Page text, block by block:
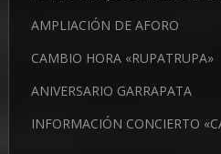
AMPLIACIÓN DE AFORO
CAMBIO HORA «RUPATRUPA»
ANIVERSARIO GARRAPATA
INFORMACIÓN CONCIERTO